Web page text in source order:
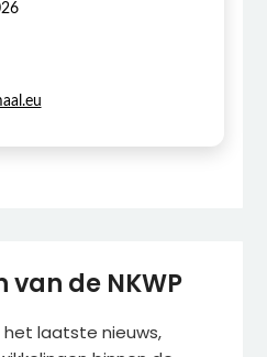
van de NKWP
laatste nieuws,